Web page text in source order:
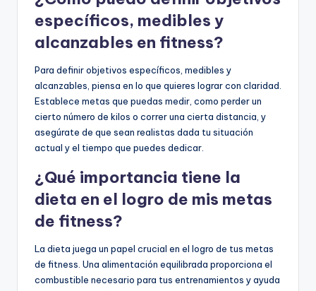
específicos, medibles y
alcanzables en fitness?
Para definir objetivos específicos, medibles y
alcanzables, piensa en lo que quieres lograr con claridad.
Establece metas que puedas medir, como perder un
cierto número de kilos o correr una cierta distancia, y
asegúrate de que sean realistas dada tu situación
actual y el tiempo que puedes dedicar.
¿Qué importancia tiene la
dieta en el logro de mis metas
de fitness?
La dieta juega un papel crucial en el logro de tus metas
de fitness. Una alimentación equilibrada proporciona el
combustible necesario para tus entrenamientos y ayuda